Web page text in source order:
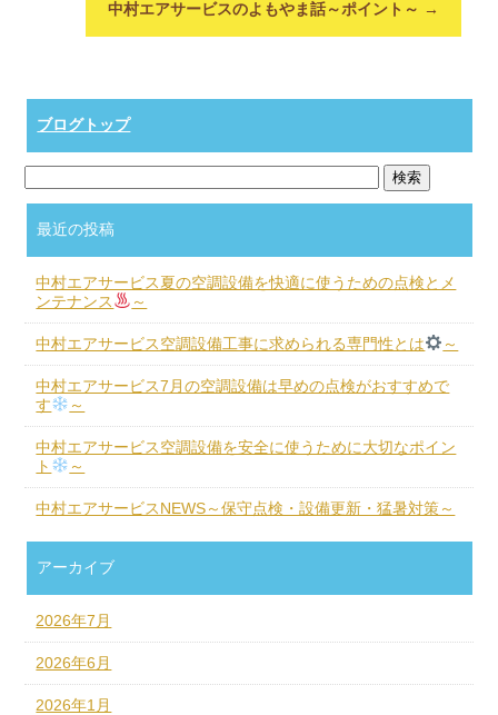
中村エアサービスのよもやま話～ポイント～ →
ブログトップ
最近の投稿
中村エアサービス夏の空調設備を快適に使うための点検とメ
ンテナンス
～
中村エアサービス空調設備工事に求められる専門性とは ～
中村エアサービス7月の空調設備は早めの点検がおすすめで
す
～
中村エアサービス空調設備を安全に使うために大切なポイン
ト
～
中村エアサービスNEWS～保守点検・設備更新・猛暑対策～
アーカイブ
2026年7月
2026年6月
2026年1月